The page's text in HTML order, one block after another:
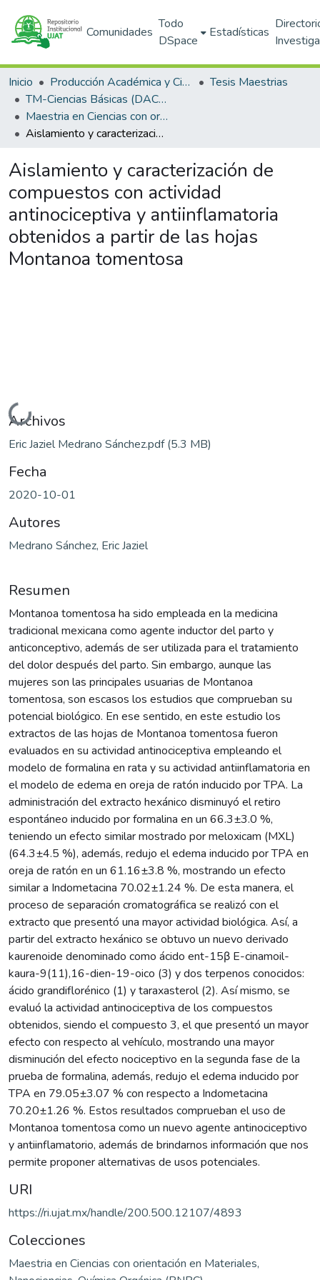
Comunidades
Todo
DSpace
Estadísticas
Inicio Producción Académica y Científica
Tesis Maestrias
TM-Ciencias Básicas (DACB)
Maestria en Ciencias con orientación en Materiales, Nanociencias, Química Orgánica (PNPC)
Aislamiento y caracterización de compuestos con actividad antinociceptiva y antiinflamatoria obtenidos a partir de las hojas Montanoa tomentosa
Aislamiento y caracterización de
compuestos con actividad
antinociceptiva y antiinflamatoria
obtenidos a partir de las hojas
Montanoa tomentosa
Cargando...
Archivos
Eric Jaziel Medrano Sánchez.pdf(5.3 MB)
Fecha
2020-10-01
Autores
Medrano Sánchez, Eric Jaziel
Resumen
Montanoa tomentosa ha sido empleada en la medicina
tradicional mexicana como agente inductor del parto y
anticonceptivo, además de ser utilizada para el tratamiento
del dolor después del parto. Sin embargo, aunque las
mujeres son las principales usuarias de Montanoa
tomentosa, son escasos los estudios que comprueban su
potencial biológico. En ese sentido, en este estudio los
extractos de las hojas de Montanoa tomentosa fueron
evaluados en su actividad antinociceptiva empleando el
modelo de formalina en rata y su actividad antiinflamatoria en
el modelo de edema en oreja de ratón inducido por TPA. La
administración del extracto hexánico disminuyó el retiro
espontáneo inducido por formalina en un 66.3±3.0 %,
teniendo un efecto similar mostrado por meloxicam (MXL)
(64.3±4.5 %), además, redujo el edema inducido por TPA en
oreja de ratón en un 61.16±3.8 %, mostrando un efecto
similar a Indometacina 70.02±1.24 %. De esta manera, el
proceso de separación cromatográfica se realizó con el
extracto que presentó una mayor actividad biológica. Así, a
partir del extracto hexánico se obtuvo un nuevo derivado
kaurenoide denominado como ácido ent-15β E-cinamoil-
kaura-9(11),16-dien-19-oico (3) y dos terpenos conocidos:
ácido grandiflorénico (1) y taraxasterol (2). Así mismo, se
evaluó la actividad antinociceptiva de los compuestos
obtenidos, siendo el compuesto 3, el que presentó un mayor
efecto con respecto al vehículo, mostrando una mayor
disminución del efecto nociceptivo en la segunda fase de la
prueba de formalina, además, redujo el edema inducido por
TPA en 79.05±3.07 % con respecto a Indometacina
70.20±1.26 %. Estos resultados comprueban el uso de
Montanoa tomentosa como un nuevo agente antinociceptivo
y antiinflamatorio, además de brindarnos información que nos
permite proponer alternativas de usos potenciales.
URI
https://ri.ujat.mx/handle/200.500.12107/4893
Colecciones
Maestria en Ciencias con orientación en Materiales,